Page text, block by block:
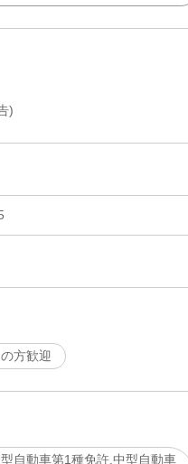
)
方歓迎
自動車第1種免許,中型自動車